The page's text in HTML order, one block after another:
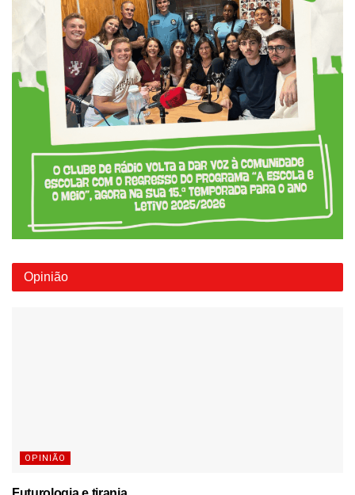
Opinião
OPINIÃO